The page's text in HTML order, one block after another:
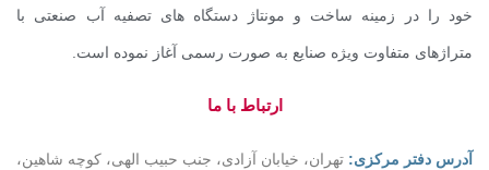
خود را در زمینه ساخت و مونتاژ دستگاه های تصفیه آب صنعتی با
متراژهای متفاوت ویژه صنایع به صورت رسمی آغاز نموده است.
ارتباط با ما
آدرس دفتر مرکزی: تهران، خیابان آزادی، جنب حبیب الهی، کوچه شاهین،